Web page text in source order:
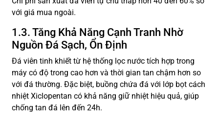
với giá mua ngoài.
1.3. Tăng Khả Năng Cạnh Tranh Nhờ
Nguồn Đá Sạch, Ổn Định
Đá viên tinh khiết từ hệ thống lọc nước tích hợp trong
máy có độ trong cao hơn và thời gian tan chậm hơn so
với đá thường. Đặc biệt, buồng chứa đá với lớp bọt cách
nhiệt Xiclopentan có khả năng giữ nhiệt hiệu quả, giúp
chống tan đá lên đến 24h.